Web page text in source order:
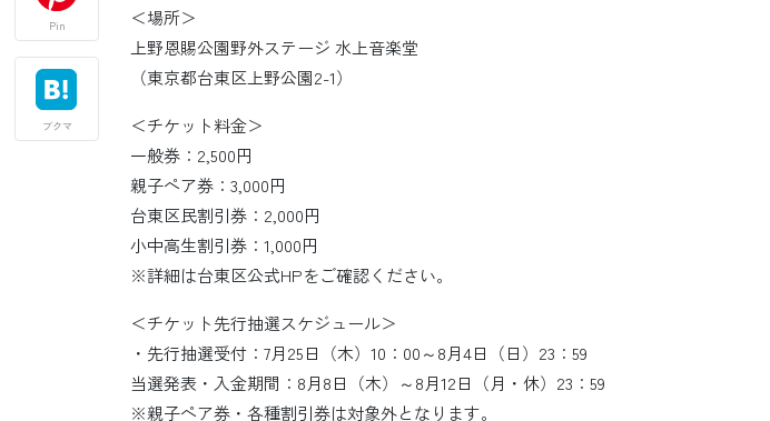
＜場所＞
上野恩賜公園野外ステージ 水上音楽堂
（東京都台東区上野公園2-1）
＜チケット料金＞
一般券：2,500円
親子ペア券：3,000円
台東区民割引券：2,000円
小中高生割引券：1,000円
※詳細は台東区公式HPをご確認ください。
＜チケット先行抽選スケジュール＞
・先行抽選受付：7月25日（木）10：00～8月4日（日）23：59
当選発表・入金期間：8月8日（木）～8月12日（月・休）23：59
※親子ペア券・各種割引券は対象外となります。
Pin
ブクマ